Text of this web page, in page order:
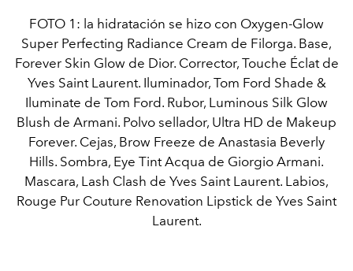
FOTO 1: la hidratación se hizo con Oxygen-Glow
Super Perfecting Radiance Cream de Filorga. Base,
Forever Skin Glow de Dior. Corrector, Touche Éclat de
Yves Saint Laurent. Iluminador, Tom Ford Shade &
Iluminate de Tom Ford. Rubor, Luminous Silk Glow
Blush de Armani. Polvo sellador, Ultra HD de Makeup
Forever. Cejas, Brow Freeze de Anastasia Beverly
Hills. Sombra, Eye Tint Acqua de Giorgio Armani.
Mascara, Lash Clash de Yves Saint Laurent. Labios,
Rouge Pur Couture Renovation Lipstick de Yves Saint
Laurent.